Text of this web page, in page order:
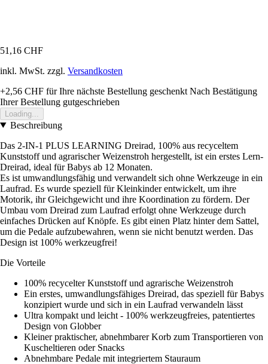
51,16 CHF
inkl. MwSt. zzgl. Versandkosten
+2,56 CHF für Ihre nächste Bestellung geschenkt Nach Bestätigung
Ihrer Bestellung gutgeschrieben
Loading...
Beschreibung
Das 2-IN-1 PLUS LEARNING Dreirad, 100% aus recyceltem
Kunststoff und agrarischer Weizenstroh hergestellt, ist ein erstes Lern-
Dreirad, ideal für Babys ab 12 Monaten.
Es ist umwandlungsfähig und verwandelt sich ohne Werkzeuge in ein
Laufrad. Es wurde speziell für Kleinkinder entwickelt, um ihre
Motorik, ihr Gleichgewicht und ihre Koordination zu fördern. Der
Umbau vom Dreirad zum Laufrad erfolgt ohne Werkzeuge durch
einfaches Drücken auf Knöpfe. Es gibt einen Platz hinter dem Sattel,
um die Pedale aufzubewahren, wenn sie nicht benutzt werden. Das
Design ist 100% werkzeugfrei!
Die Vorteile
100% recycelter Kunststoff und agrarische Weizenstroh
Ein erstes, umwandlungsfähiges Dreirad, das speziell für Babys
konzipiert wurde und sich in ein Laufrad verwandeln lässt
Ultra kompakt und leicht - 100% werkzeugfreies, patentiertes
Design von Globber
Kleiner praktischer, abnehmbarer Korb zum Transportieren von
Kuscheltieren oder Snacks
Abnehmbare Pedale mit integriertem Stauraum